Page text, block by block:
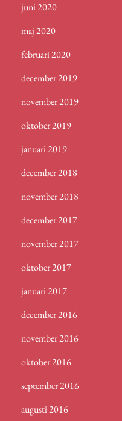
juni 2020
maj 2020
februari 2020
december 2019
november 2019
oktober 2019
januari 2019
december 2018
november 2018
december 2017
november 2017
oktober 2017
januari 2017
december 2016
november 2016
oktober 2016
september 2016
augusti 2016